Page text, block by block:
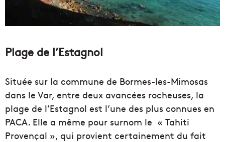
Plage de l’Estagnol
Située sur la commune de Bormes-les-Mimosas
dans le Var, entre deux avancées rocheuses, la
plage de l’Estagnol est l’une des plus connues en
PACA. Elle a même pour surnom le « Tahiti
Provençal », qui provient certainement du fait